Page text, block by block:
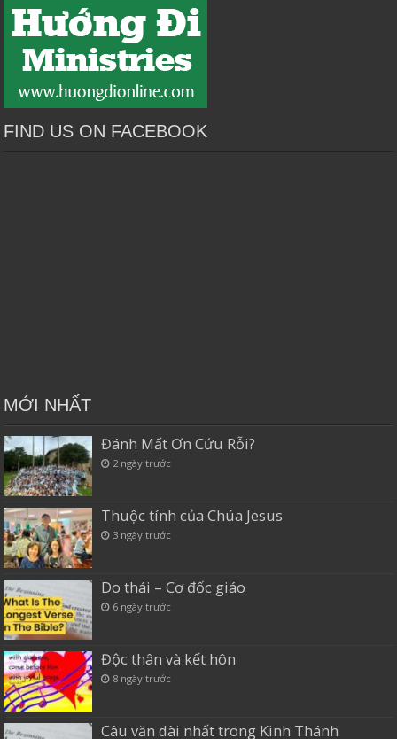
FIND US ON FACEBOOK
MỚI NHẤT
Đánh Mất Ơn Cứu Rỗi?
2 ngày trước
Thuộc tính của Chúa Jesus
3 ngày trước
Do thái – Cơ đốc giáo
6 ngày trước
Độc thân và kết hôn
8 ngày trước
Câu văn dài nhất trong Kinh Thánh